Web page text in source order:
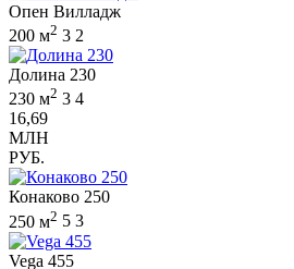
Опен Вилладж
200 м2 3 2
Долина 230
230 м2 3 4
16,69
МЛН
РУБ.
Конаково 250
250 м2 5 3
Vega 455